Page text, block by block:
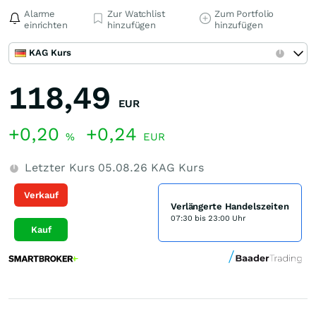
Alarme
einrichten
Zur Watchlist
hinzufügen
Zum Portfolio
hinzufügen
KAG Kurs
118,49 EUR
+0,20 % +0,24 EUR
Letzter Kurs 05.08.26 KAG Kurs
Verkauf
Kauf
Verlängerte Handelszeiten
07:30 bis 23:00 Uhr